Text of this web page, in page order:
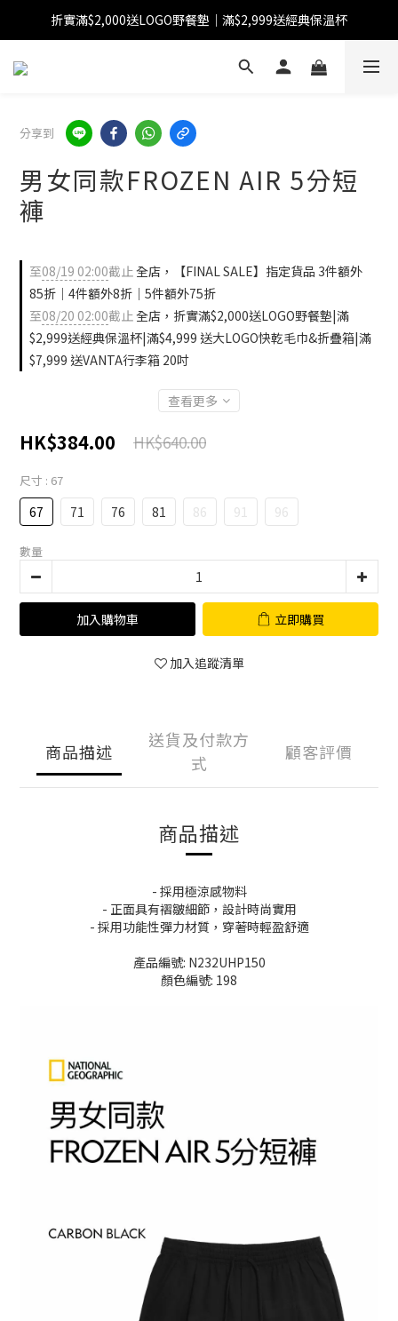
【FINAL SALE】指定商品低至38折
折實滿$2,000送LOGO野餐墊｜滿$2,999送經典保溫杯
【FINAL SALE】全單免運費
分享到
男女同款FROZEN AIR 5分短
褲
至08/19 02:00截止全店，【FINAL SALE】指定貨品 3件額外
85折｜4件額外8折｜5件額外75折
至08/20 02:00截止全店，折實滿$2,000送LOGO野餐墊|滿
$2,999送經典保溫杯|滿$4,999 送大LOGO快乾毛巾&折疊箱|滿
$7,999 送VANTA行李箱 20吋
查看更多
HK$384.00 HK$640.00
尺寸 : 67
67 71 76 81 86 91 96
數量
加入購物車 立即購買
加入追蹤清單
商品描述
送貨及付款方
式
顧客評價
商品描述
- 採用極涼感物料
- 正面具有褶皺細節，設計時尚實用
- 採用功能性彈力材質，穿著時輕盈舒適
產品編號: N232UHP150
顏色編號: 198